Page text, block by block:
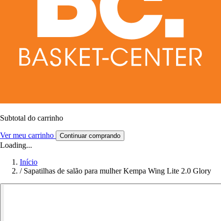
Subtotal do carrinho
Ver meu carrinho Continuar comprando
Loading...
Início
/ Sapatilhas de salão para mulher Kempa Wing Lite 2.0 Glory